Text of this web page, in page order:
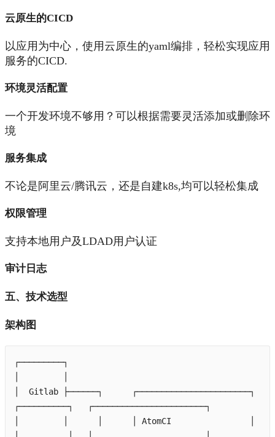
云原生的CICD
以应用为中心，使用云原生的yaml编排，轻松实现应用
服务的CICD.
环境灵活配置
一个开发环境不够用？可以根据需要灵活添加或删除环
境
服务集成
不论是阿里云/腾讯云，还是自建k8s,均可以轻松集成
权限管理
支持本地用户及LDAD用户认证
审计日志
五、技术选型
架构图
┌─────────┐
Gitlab ├──────┐      ┌───────────────────────┐
┌──────────┐   ┌───────────────────────┐
AtomCI